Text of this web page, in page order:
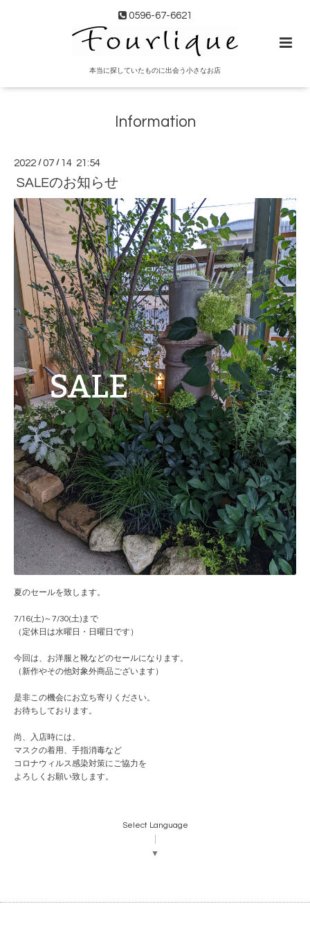
0596-67-6621
本当に探していたものに出会う小さなお店
Information
2022 /07 / 14 21:54
SALEのお知らせ
夏のセールを致します。
7/16(土)～7/30(土)まで
（定休日は水曜日・日曜日です）
今回は、お洋服と靴などのセールになります。
（新作やその他対象外商品ございます）
是非この機会にお立ち寄りください。
お待ちしております。
尚、入店時には、
マスクの着用、手指消毒など
コロナウィルス感染対策にご協力を
よろしくお願い致します。
Select Language
▼